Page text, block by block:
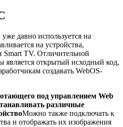
давно используется на
на устройства,
TV. Отличительной
является открытый исходный код,
создавать WebOS-
под управлением Web
различные
Можно также подключать к
и отображать их изображения